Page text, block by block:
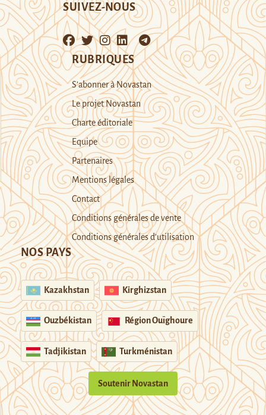
SUIVEZ-NOUS
RUBRIQUES
S’abonner à Novastan
Le projet Novastan
Charte éditoriale
Equipe
Partenaires
Mentions légales
Contact
Conditions générales de vente
Conditions générales d’utilisation
NOS PAYS
Kazakhstan Kirghizstan
Ouzbékistan Région Ouïghoure
Tadjikistan Turkménistan
Soutenir Novastan